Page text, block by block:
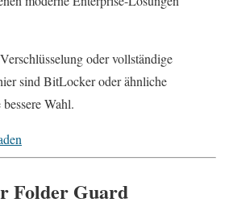
oder vollständige
sind BitLocker oder ähnliche
Wahl.
Folder Guard